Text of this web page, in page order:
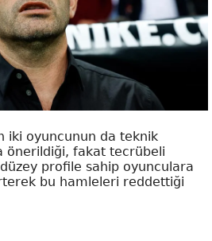
iki oyuncunun da teknik
önerildiği, fakat tecrübeli
düzey profile sahip oyunculara
bu hamleleri reddettiği